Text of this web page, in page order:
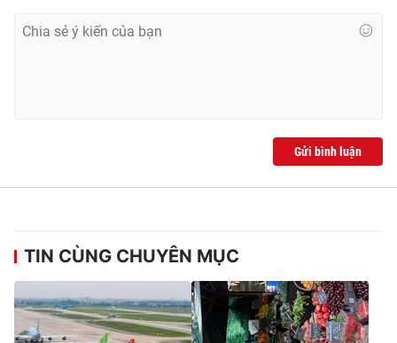
Gửi bình luận
TIN CÙNG CHUYÊN MỤC